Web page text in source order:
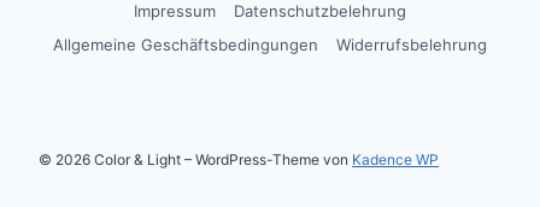
Impressum
Datenschutzbelehrung
Allgemeine Geschäftsbedingungen
Widerrufsbelehrung
© 2026 Color & Light – WordPress-Theme von Kadence WP